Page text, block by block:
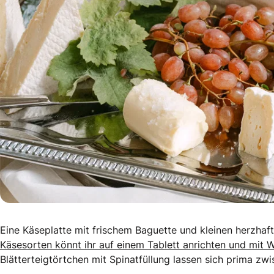
Eine Käseplatte mit frischem Baguette und kleinen
Käsesorten könnt ihr auf einem Tablett anrichten und mit
Blätterteigtörtchen mit Spinatfüllung lassen sich prima